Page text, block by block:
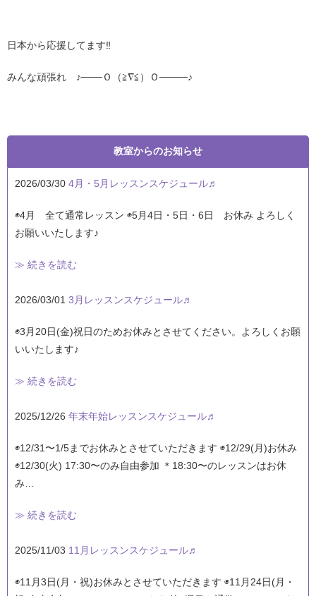
日本から応援してます‼︎
みんな頑張れ ♪───Ｏ（≧∇≦）Ｏ────♪
教室からのお知らせ
2026/03/30 4月・5月レッスンスケジュール♬
◉4月 全て通常レッスン ◉5月4日・5日・6日 お休み よろしく
お願いいたします♪
≫ 続きを読む
2026/03/01 3月レッスンスケジュール♬
◉3月20日(金)祝日のためお休みとさせてください。よろしくお願
いいたします♪
≫ 続きを読む
2025/12/26 年末年始レッスンスケジュール♬
◉12/31〜1/5までお休みとさせていただきます ◉12/29(月)お休み
◉12/30(火) 17:30〜のみ自由参加 ＊18:30〜のレッスンはお休
み…
≫ 続きを読む
2025/11/03 11月レッスンスケジュール♬
◉11月3日(月・祝)お休みとさせていただきます ◉11月24日(月・